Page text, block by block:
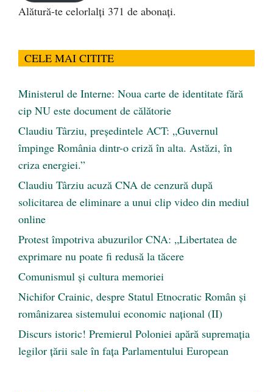
Alătură-te celorlalți 371 de abonați.
CELE MAI CITITE
Ministerul de Interne: Noua carte de identitate fără
cip NU este document de călătorie
Claudiu Târziu, președintele ACT: „Guvernul
împinge România dintr-o criză în alta. Astăzi, în
criza energiei.”
Claudiu Târziu acuză CNA de cenzură după
solicitarea de eliminare a unui clip video din mediul
online
Protest împotriva abuzurilor CNA: „Libertatea de
exprimare nu poate fi redusă la tăcere
Comunismul şi cultura memoriei
Nichifor Crainic, despre Statul Etnocratic Român şi
românizarea sistemului economic naţional (II)
Discurs istoric! Premierul Poloniei apără supremația
legilor țării sale în fața Parlamentului European